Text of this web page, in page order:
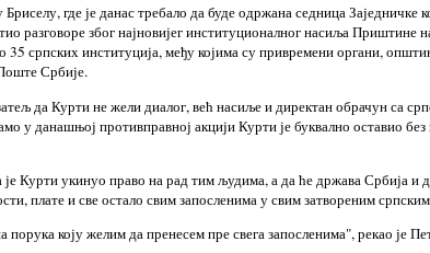
Бриселу, где је данас требало да буде одржана седница Заједничке
разговоре због најновијег институционалног насиља Приштине
35 српских институција, међу којима су привремени органи,
Србије.
да Курти не жели диалог, већ насиље и директан обрачун са
у данашњој противправној акцији Курти је буквално оставио
је Курти укинуо право на рад тим људима, а да ће држава Србија и
плате и све остало свим запосленима у свим затвореним
порука коју желим да пренесем пре свега запосленима", рекао је